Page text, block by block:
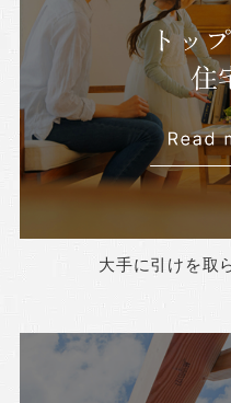
大手に引けを取